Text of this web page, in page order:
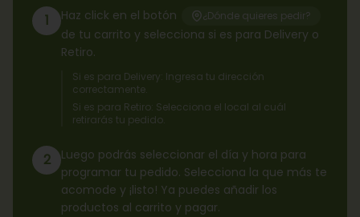
1 Haz click en el botón ¿Dónde quieres pedir?
de tu carrito y selecciona si es para Delivery o
Retiro.
Si es para Delivery: Ingresa tu dirección
correctamente.
Si es para Retiro: Selecciona el local al cuál
retirarás tu pedido.
2
Luego podrás seleccionar el día y hora para
programar tu pedido. Selecciona la que más te
acomode y ¡listo! Ya puedes añadir los
productos al carrito y pagar.